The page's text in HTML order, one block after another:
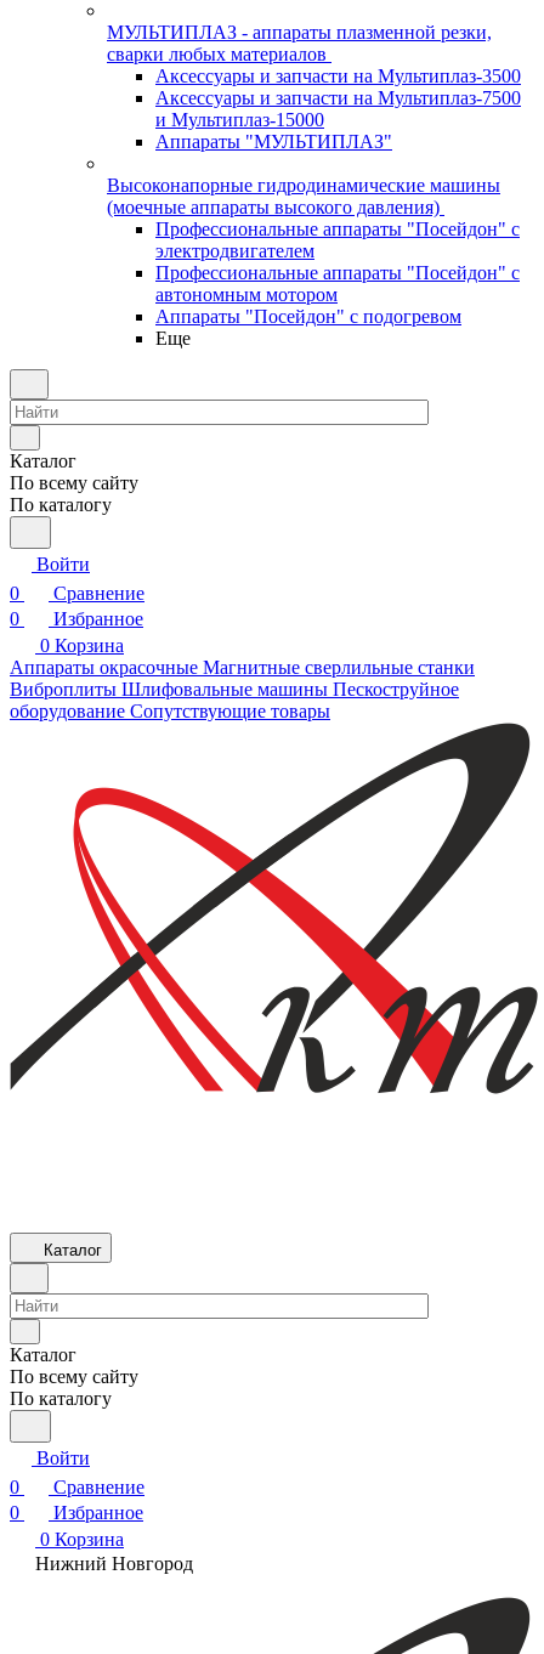
МУЛЬТИПЛАЗ - аппараты плазменной резки,
сварки любых материалов
Аксессуары и запчасти на Мультиплаз-3500
Аксессуары и запчасти на Мультиплаз-7500
и Мультиплаз-15000
Аппараты "МУЛЬТИПЛАЗ"
Высоконапорные гидродинамические машины
(моечные аппараты высокого давления)
Профессиональные аппараты "Посейдон" с
электродвигателем
Профессиональные аппараты "Посейдон" с
автономным мотором
Аппараты "Посейдон" с подогревом
Еще
Каталог
По всему сайту
По каталогу
Войти
0
Сравнение
0
Избранное
0 Корзина
Аппараты окрасочные Магнитные сверлильные станки
Виброплиты Шлифовальные машины Пескоструйное
оборудование Сопутствующие товары
Каталог
Каталог
По всему сайту
По каталогу
Войти
0
Сравнение
0
Избранное
0 Корзина
Нижний Новгород